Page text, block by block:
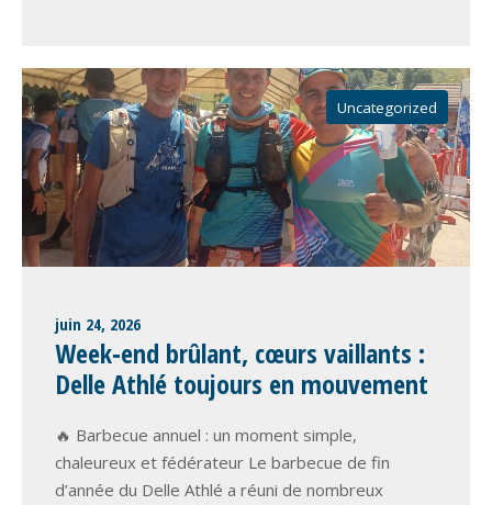
Uncategorized
juin 24, 2026
Week‑end brûlant, cœurs vaillants :
Delle Athlé toujours en mouvement
🔥 Barbecue annuel : un moment simple,
chaleureux et fédérateur Le barbecue de fin
d’année du Delle Athlé a réuni de nombreux